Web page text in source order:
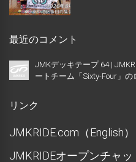
最近のコメント
JMKデッキテープ 64 |
ートチーム「Sixty-Four」の
リンク
JMKRIDE.com（English）
JMKRIDEオープンチャッ